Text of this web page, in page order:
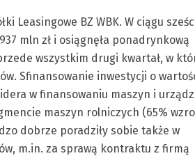
Leasingowe BZ WBK. W ciągu
mln zł i osiągnęła ponadrynkową
wszystkim drugi kwartał, w
Sfinansowanie inwestycji o
w finansowaniu maszyn i
maszyn rolniczych (65%
dobrze poradziły sobie także w
m.in. za sprawą kontraktu z firmą